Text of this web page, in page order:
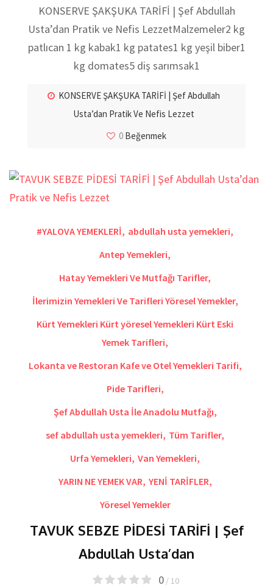
KONSERVE ŞAKŞUKA TARİFİ | Şef Abdullah
Usta’dan Pratik ve Nefis LezzetMalzemeler2 kg
patlıcan 1 kg kabak1 kg patates1 kg yeşil biber1
kg domates5 diş sarımsak1
KONSERVE ŞAKŞUKA TARİFİ | Şef Abdullah
Usta’dan Pratik Ve Nefis Lezzet
0 Beğenmek
#YALOVA YEMEKLERİ, abdullah usta yemekleri,
Antep Yemekleri,
Hatay Yemekleri Ve Mutfağı Tarifler,
İlerimizin Yemekleri Ve Tarifleri Yöresel Yemekler,
Kürt Yemekleri Kürt yöresel Yemekleri Kürt Eski
Yemek Tarifleri,
Lokanta ve Restoran Kafe ve Otel Yemekleri Tarifi,
Pide Tarifleri,
Şef Abdullah Usta İle Anadolu Mutfağı,
sef abdullah usta yemekleri, Tüm Tarifler,
Urfa Yemekleri, Van Yemekleri,
YARIN NE YEMEK VAR, YENİ TARİFLER,
Yöresel Yemekler
TAVUK SEBZE PİDESİ TARİFİ | Şef
Abdullah Usta’dan
0/ 10